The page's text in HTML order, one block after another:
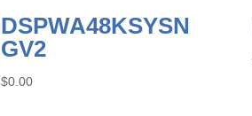
DSPWA48KSYSN
GV2
$0.00